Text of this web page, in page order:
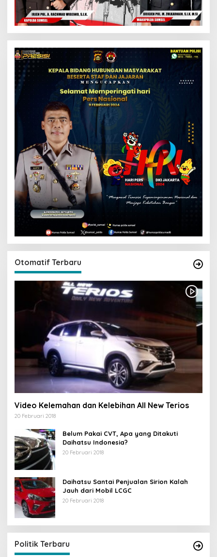
Otomatif Terbaru
Video Kelemahan dan Kelebihan All New Terios
20 Februari 2018
Belum Pakai CVT, Apa yang Ditakuti
Daihatsu Indonesia?
20 Februari 2018
Daihatsu Santai Penjualan Sirion Kalah
Jauh dari Mobil LCGC
20 Februari 2018
Politik Terbaru